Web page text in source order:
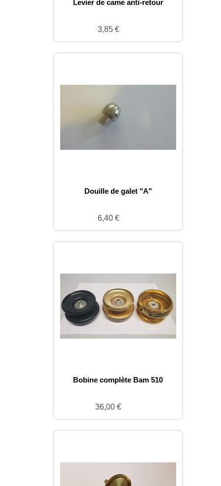
Levier de came anti-retour
3,85 €
Douille de galet "A"
6,40 €
Bobine complète Bam 510
36,00 €